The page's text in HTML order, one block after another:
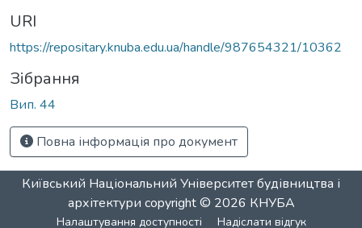
URI
https://repositary.knuba.edu.ua/handle/987654321/10362
Зібрання
Вип. 44
Повна інформація про документ
Київський Національний Університет будівництва і
архітектури copyright © 2026 КНУБА
Налаштування доступності Надіслати відгук